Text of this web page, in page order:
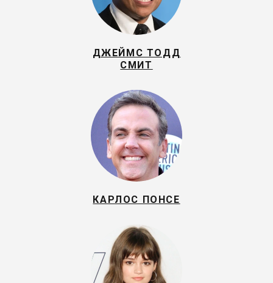
ДЖЕЙМС ТОДД
СМИТ
КАРЛОС ПОНСЕ